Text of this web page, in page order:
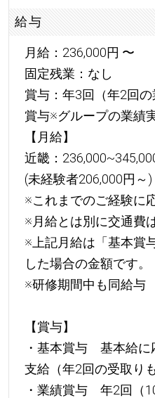
給与
月給：236,000円 〜
固定残業：なし
賞与：年3回（年2回
賞与※グループの業績
【月給】
近畿：
(未経験者206,000円～)
※これまでのご経験に
※月給とは別に交通費
※上記月給は「基本賞
した場合の金額です。
※研修期間中も同給与
【賞与】
・基本賞与 基本給に
支給（年2回の受取り
・業績賞与 年2回（